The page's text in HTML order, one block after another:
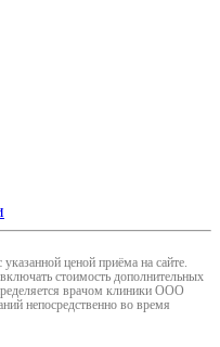
ценой приёма на сайте.
стоимость дополнительных
врачом клиники ООО
непосредственно во время